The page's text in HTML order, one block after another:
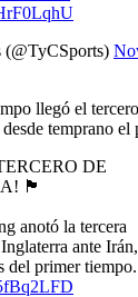
llegó el
temprano el
DE
🏴󠁧󠁢󠁥󠁮󠁧󠁿
anotó la tercera
ante
del primer tiempo.